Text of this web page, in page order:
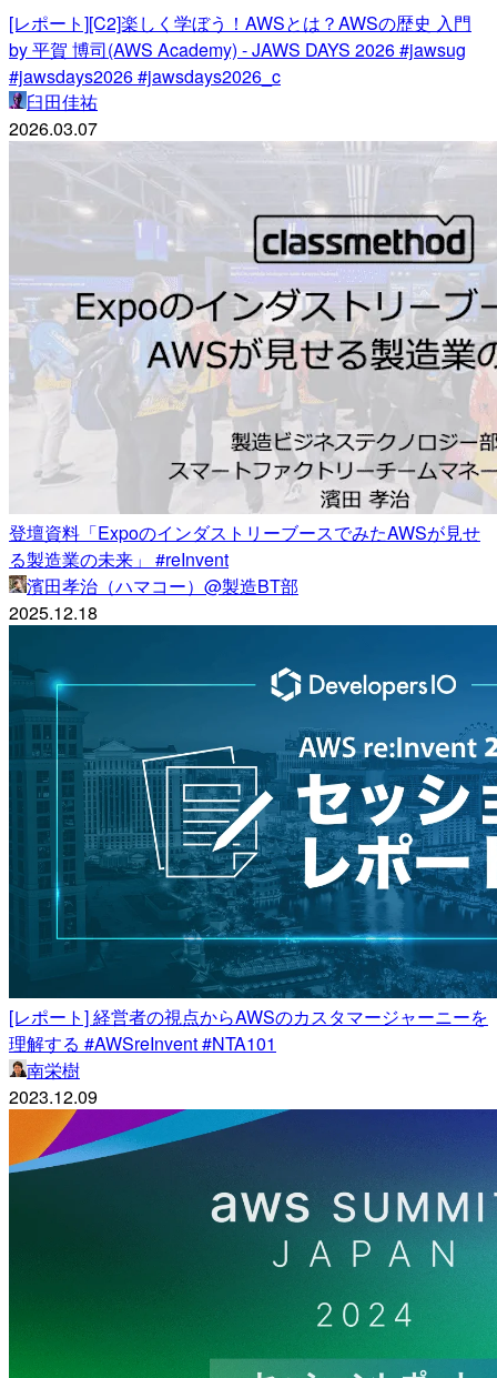
[レポート][C2]楽しく学ぼう！AWSとは？AWSの歴史 入門
by 平賀 博司(AWS Academy) - JAWS DAYS 2026 #jawsug
#jawsdays2026 #jawsdays2026_c
臼田佳祐
2026.03.07
登壇資料「ExpoのインダストリーブースでみたAWSが見せ
る製造業の未来」 #reInvent
濱田孝治（ハマコー）@製造BT部
2025.12.18
[レポート] 経営者の視点からAWSのカスタマージャーニーを
理解する #AWSreInvent #NTA101
南栄樹
2023.12.09